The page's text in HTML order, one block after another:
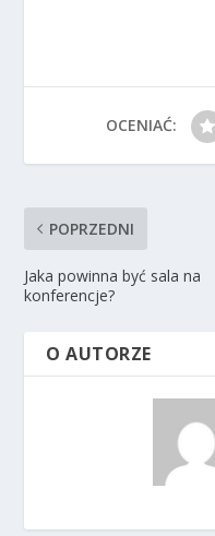
OCENIAĆ:
POPRZEDNI
Jaka powinna być sala na
konferencje?
O AUTORZE